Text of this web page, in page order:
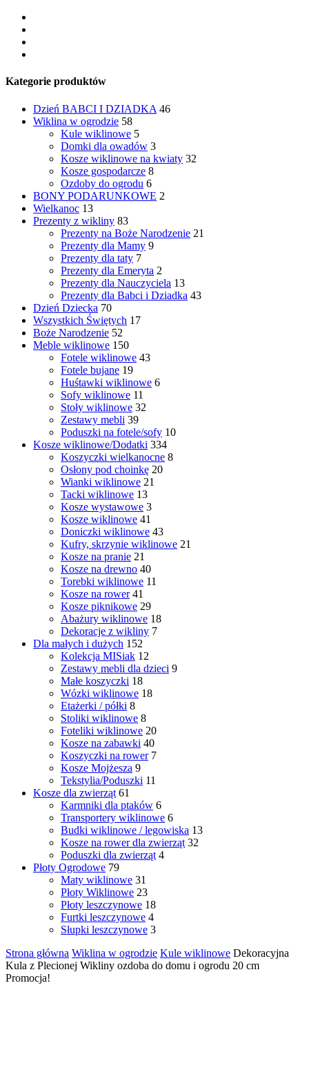
Kategorie produktów
Dzień BABCI I DZIADKA 46
Wiklina w ogrodzie 58
Kule wiklinowe 5
Domki dla owadów 3
Kosze wiklinowe na kwiaty 32
Kosze gospodarcze 8
Ozdoby do ogrodu 6
BONY PODARUNKOWE 2
Wielkanoc 13
Prezenty z wikliny 83
Prezenty na Boże Narodzenie 21
Prezenty dla Mamy 9
Prezenty dla taty 7
Prezenty dla Emeryta 2
Prezenty dla Nauczyciela 13
Prezenty dla Babci i Dziadka 43
Dzień Dziecka 70
Wszystkich Świętych 17
Boże Narodzenie 52
Meble wiklinowe 150
Fotele wiklinowe 43
Fotele bujane 19
Huśtawki wiklinowe 6
Sofy wiklinowe 11
Stoły wiklinowe 32
Zestawy mebli 39
Poduszki na fotele/sofy 10
Kosze wiklinowe/Dodatki 334
Koszyczki wielkanocne 8
Osłony pod choinkę 20
Wianki wiklinowe 21
Tacki wiklinowe 13
Kosze wystawowe 3
Kosze wiklinowe 41
Doniczki wiklinowe 43
Kufry, skrzynie wiklinowe 21
Kosze na pranie 21
Kosze na drewno 40
Torebki wiklinowe 11
Kosze na rower 41
Kosze piknikowe 29
Abażury wiklinowe 18
Dekoracje z wikliny 7
Dla małych i dużych 152
Kolekcja MISiak 12
Zestawy mebli dla dzieci 9
Małe koszyczki 18
Wózki wiklinowe 18
Etażerki / półki 8
Stoliki wiklinowe 8
Foteliki wiklinowe 20
Kosze na zabawki 40
Koszyczki na rower 7
Kosze Mojżesza 9
Tekstylia/Poduszki 11
Kosze dla zwierząt 61
Karmniki dla ptaków 6
Transportery wiklinowe 6
Budki wiklinowe / legowiska 13
Kosze na rower dla zwierząt 32
Poduszki dla zwierząt 4
Płoty Ogrodowe 79
Maty wiklinowe 31
Płoty Wiklinowe 23
Płoty leszczynowe 18
Furtki leszczynowe 4
Słupki leszczynowe 3
Strona główna Wiklina w ogrodzie Kule wiklinowe Dekoracyjna
Kula z Plecionej Wikliny ozdoba do domu i ogrodu 20 cm
Promocja!